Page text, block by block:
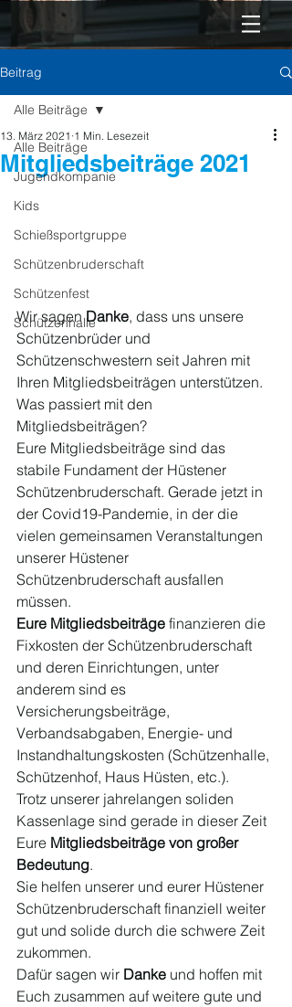
Beitrag
Alle Beiträge
Jugendkompanie
Kids
Schießsportgruppe
Schützenbruderschaft
Schützenfest
Schützenhalle
Alle Beiträge
Mitgliedsbeiträge 2021
13. März 2021 1 Min. Lesezeit
Wir sagen Danke, dass uns unsere
Schützenbrüder und
Schützenschwestern seit Jahren mit
Ihren Mitgliedsbeiträgen unterstützen.
Was passiert mit den
Mitgliedsbeiträgen?
Eure Mitgliedsbeiträge sind das
stabile Fundament der Hüstener
Schützenbruderschaft. Gerade jetzt in
der Covid19-Pandemie, in der die
vielen gemeinsamen Veranstaltungen
unserer Hüstener
Schützenbruderschaft ausfallen
müssen.
Eure Mitgliedsbeiträge finanzieren die
Fixkosten der Schützenbruderschaft
und deren Einrichtungen, unter
anderem sind es
Versicherungsbeiträge,
Verbandsabgaben, Energie- und
Instandhaltungskosten (Schützenhalle,
Schützenhof, Haus Hüsten, etc.).
Trotz unserer jahrelangen soliden
Kassenlage sind gerade in dieser Zeit
Eure Mitgliedsbeiträge von großer
Bedeutung.
Sie helfen unserer und eurer Hüstener
Schützenbruderschaft finanziell weiter
gut und solide durch die schwere Zeit
zukommen.
Dafür sagen wir Danke und hoffen mit
Euch zusammen auf weitere gute und